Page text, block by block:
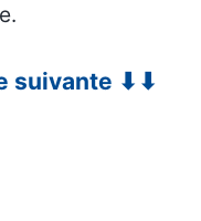
suivante ⬇⬇